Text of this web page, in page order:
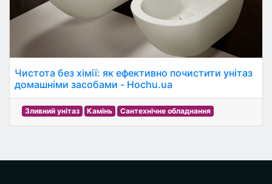
Чистота без хімії: як ефективно почистити унітаз
домашніми засобами - Hochu.ua
Зливний унітаз Камінь Сантехнічне обладнання